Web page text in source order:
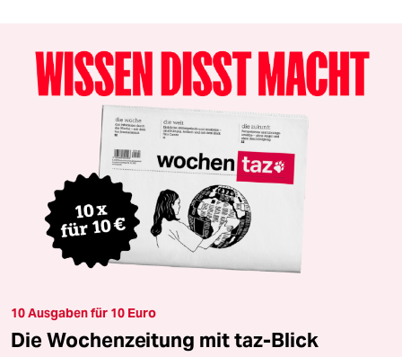
10 Ausgaben für 10 Euro
Die Wochenzeitung mit taz-Blick